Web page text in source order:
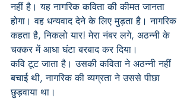
नहीं है। यह नागरिक कविता की कीमत जानता
होगा। वह धन्यवाद देने के लिए मुड़ता है। नागरिक
कहता है, निकलो यार! मेरा नंबर लगे, अठन्नी के
चक्कर में आधा घंटा बरबाद कर दिया।
कवि टूट जाता है। उसकी कविता ने अठन्नी नहीं
बचाई थी, नागरिक की व्यग्रता ने उससे पीछा
छुड़वाया था।